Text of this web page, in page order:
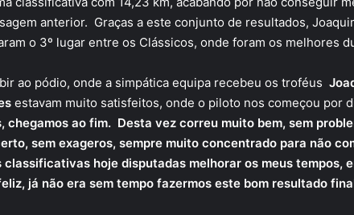
anterior. Graças a este conjunto de resultados,
o 3º lugar entre os Clássicos, onde foram os melhores
ao pódio, onde a simpática equipa recebeu os troféus
estavam muito satisfeitos, onde o piloto nos começou por
chegamos ao fim. Desta vez correu muito bem, sem
sem exageros, sempre muito concentrado para não
classificativas hoje disputadas melhorar os meus tempos,
já não era sem tempo fazermos este bom resultado